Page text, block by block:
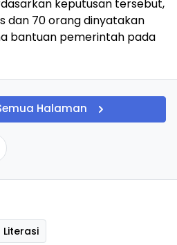
keputusan tersebut,
dan 70 orang dinyatakan
bantuan pemerintah pada
Halaman
Literasi